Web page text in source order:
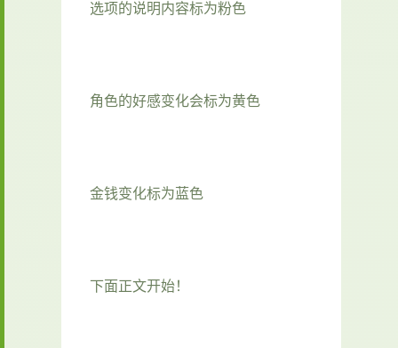
选项的说明内容标为粉色
角色的好感变化会标为黄色
金钱变化标为蓝色
下面正文开始！